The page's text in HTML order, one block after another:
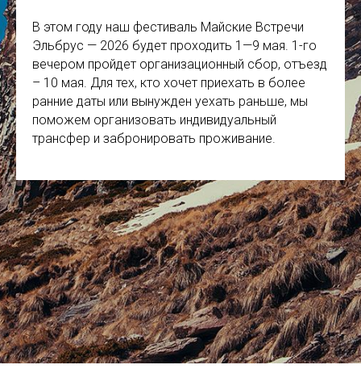
В этом году наш фестиваль Майские Встречи
Эльбрус — 2026 будет проходить 1—9 мая. 1-го
вечером пройдет организационный сбор, отъезд
– 10 мая. Для тех, кто хочет приехать в более
ранние даты или вынужден уехать раньше, мы
поможем организовать индивидуальный
трансфер и забронировать проживание.